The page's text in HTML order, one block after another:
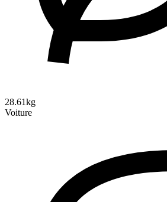
28.61kg
Voiture